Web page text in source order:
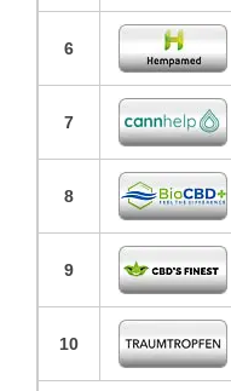
6
7
8
9
10